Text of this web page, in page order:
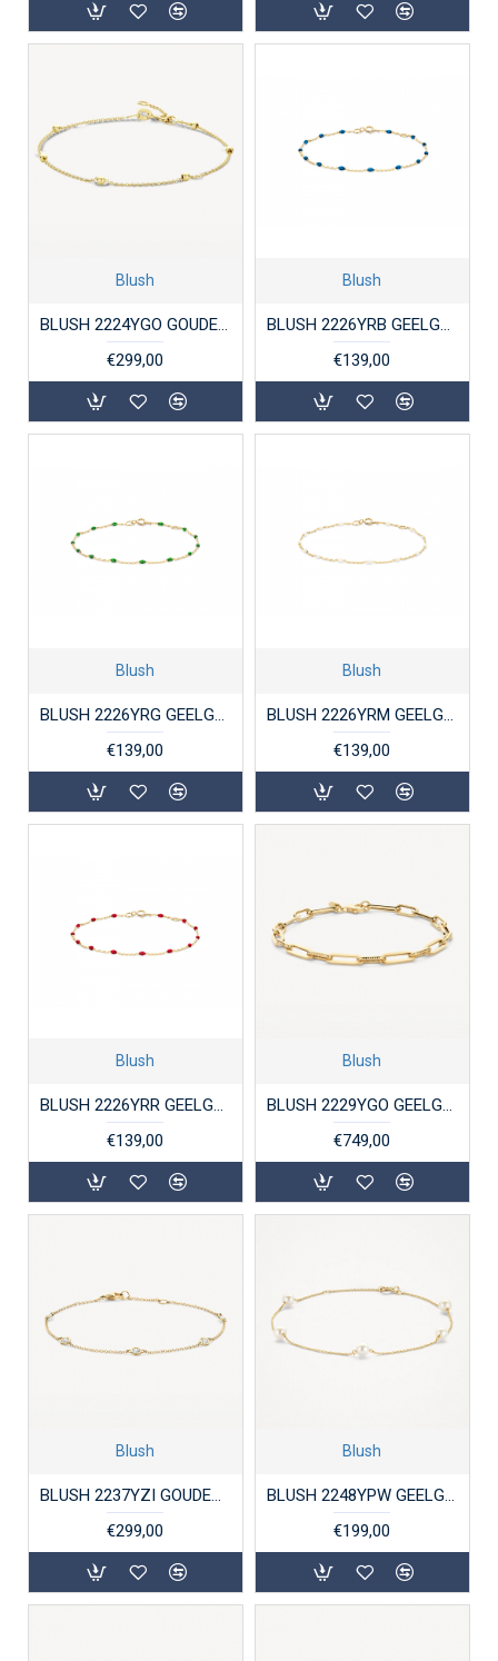
Blush
BLUSH 2224YGO GOUDEN ARMBAND MET BALLETJES
€299,00
Blush
BLUSH 2226YRB GEELGOUDEN ARMBAND
€139,00
Blush
BLUSH 2226YRG GEELGOUDEN ARMBAND
€139,00
Blush
BLUSH 2226YRM GEELGOUDEN ARMBAND
€139,00
Blush
BLUSH 2226YRR GEELGOUDEN ARMBAND
€139,00
Blush
BLUSH 2229YGO GEELGOUDEN ARMBAND CLOSED FOREVER
€749,00
Blush
BLUSH 2237YZI GOUDEN ARMBAND MET ZIRKONIA
€299,00
Blush
BLUSH 2248YPW GEELGOUDEN ARMBAND ZOETWATERPARELS
€199,00